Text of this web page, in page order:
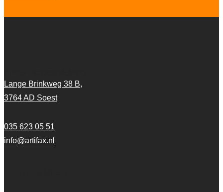
Lange Brinkweg 38 B,
3764 AD Soest
035 623 05 51
info@artifax.nl